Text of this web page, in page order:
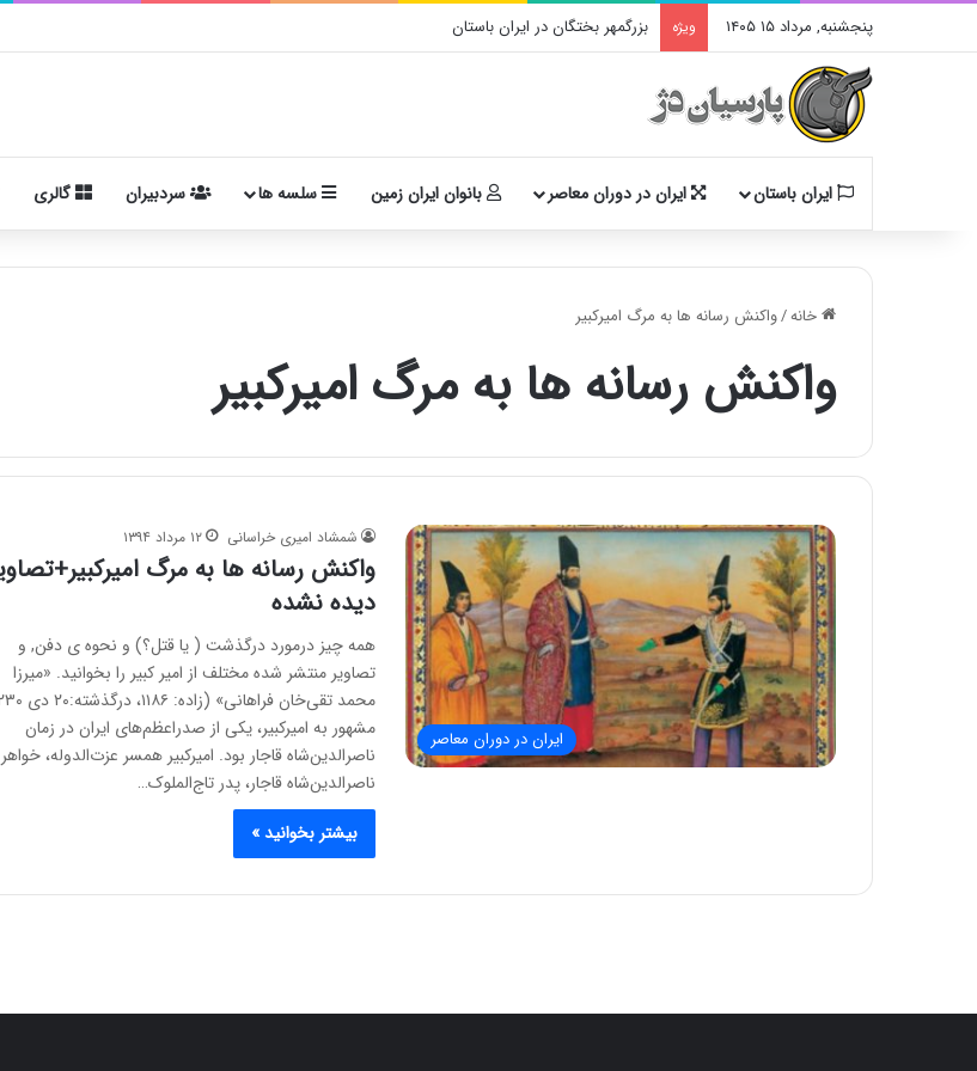
پنجشنبه, مرداد ۱۵ ۱۴۰۵ ویژه بزرگمهر بختگان در ایران باستان
ایران باستان ایران در دوران معاصر بانوان ایران زمین سلسه ها سردبیران گالری
خانه/واکنش رسانه ها به مرگ امیرکبیر
واکنش رسانه ها به مرگ امیرکبیر
ایران در دوران معاصر
شمشاد امیری خراسانی ۱۲ مرداد ۱۳۹۴
واکنش رسانه ها به مرگ
دیده نشده
همه چیز درمورد درگذشت ( یا قتل؟) و نحوه ی دفن, و
تصاویر منتشر شده مختلف از امیر کبیر را بخوانید. «میرزا
مشهور به امیرکبیر، یکی از صدراعظم‌های ایران در زمان
ناصرالدین‌شاه قاجار بود. امیرکبیر همسر عزت‌الدوله، خواهر
ناصرالدین‌شاه قاجار، پدر تاج‌الملوک…
بیشتر بخوانید »